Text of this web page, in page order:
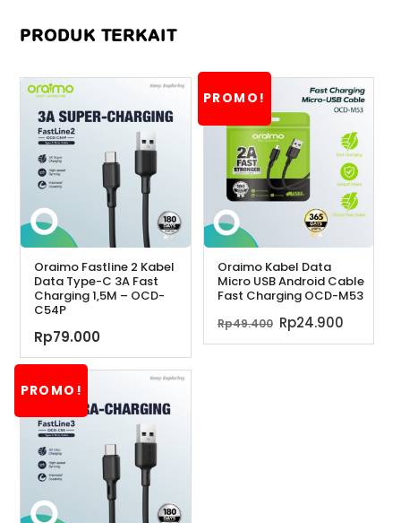
PRODUK TERKAIT
Oraimo Fastline 2 Kabel
Data Type-C 3A Fast
Charging 1,5M – OCD-
C54P
Rp79.000
PROMO!
Oraimo Kabel Data
Micro USB Android Cable
Fast Charging OCD-M53
Rp49.400 Harga
aslinya
Rp24.900
saat
PROMO!